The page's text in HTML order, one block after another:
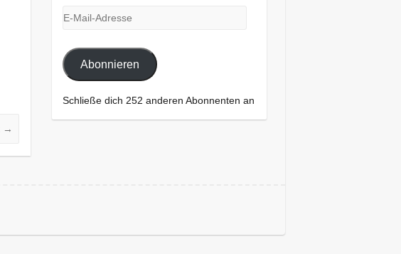
→
E-
Adresse
Abonnieren
Schließe dich 252 anderen Abonnenten an